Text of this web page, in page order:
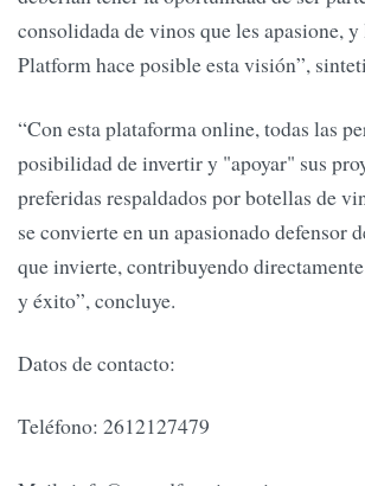
consolidada de vinos que les apasione,
Platform hace posible esta visión”,
“Con esta plataforma online, todas las
posibilidad de invertir y "apoyar" sus
preferidas respaldados por botellas de
se convierte en un apasionado defensor
que invierte, contribuyendo
y éxito”, concluye.
Datos de contacto:
Teléfono: 2612127479